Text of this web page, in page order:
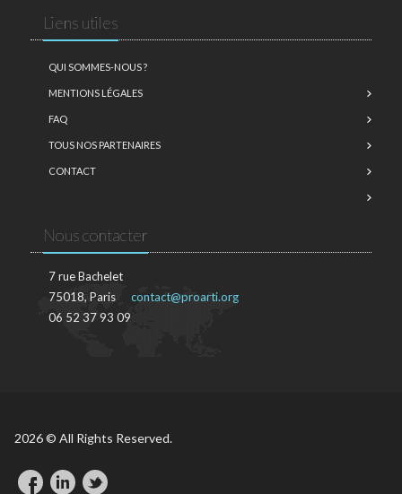
Liens utiles
QUI SOMMES-NOUS ?
MENTIONS LÉGALES
FAQ
TOUS NOS PARTENAIRES
CONTACT
Nous contacter
7 rue Bachelet
75018, Paris
06 52 37 93 09
contact@proarti.org
2026 © All Rights Reserved.